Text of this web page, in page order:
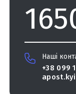
Наші
+38 099